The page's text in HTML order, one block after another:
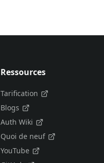
Ressources
Tarification
Blogs
Auth Wiki
Quoi de neuf
YouTube